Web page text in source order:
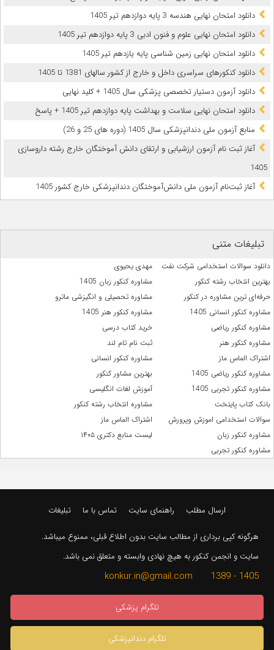
دانلود امتحان نهایی هندسه 3 پایه دوازدهم تیر 1405
دانلود امتحان نهایی علوم و فنون ادبی 3 پایه دوازدهم تیر 1405
دانلود امتحان نهایی زمین شناسی پایه یازدهم تیر 1405
دانلود کنکورهای سراسری داخل و خارج از کشور سالهای 1381 تا 1405
دانلود آزمون دستیار تخصصی پزشکی سال 1405 + کلید نهایی
دانلود امتحان نهایی سلامت و بهداشت پایه دوازدهم تیر 1405 + پاسخ
ﻣﻨﺎﺑﻊ آزﻣﻮن ﻣﻠﯽ دندانپزشکی سال 1405 (دوره های 25 و 26)
آغاز ثبت نام آزمون‌ ارزشیابی و ارتقای دانش آموختگان خارج رشته داروسازی
1405
آغاز ثبت‌نام آزمون ملی دانش‌آموختگان دندانپزشکی خارج کشور 1405
تبلیغات متنی
دانلود سوالات استخدامی شرکت نفت
مهدی یحیوی
بهترین انتخاب رشته کنکور
مشاوره کنکور زبان 1405
حرفه‌ای ترین مشاوره در کنکور
مشاوره تحصیلی و انگیزشی ماترو
مشاوره کنکور انسانی 1405
مشاوره کنکور هنر 1405
مشاوره کنکور ریاضی
خرید کتاب درسی
مشاوره کنکور هنر
ثبت نام تام لند
اشتراک الماس ماز
مشاوره کنکور انسانی
مشاوره کنکور ریاضی 1405
بهترین مشاور کنکور
مشاوره کنکور تجربی 1405
آموزش لغات انگلیسی
بانک کتاب پایتخت
مشاوره انتخاب رشته کنکور
سوالات استخدامی اموزش وپرورش
اشتراک الماس ماز
مشاوره کنکور زبان
لیست منابع دکتری ۱۴۰۵
مشاوره کنکور تجربی
ارسال مطلب راهنمای سایت تماس با ما تبلیغات
هرگونه کپی برداری از مطالب سایت بدون اطلاع قبلی، ممنوع میباشد.
سایت و انجمن کنکور به هیچ نهادی وابسته و متعلق نمی باشد.
1405 - 1389 konkur.in@gmail.com
تلگرام پزشکی
تلگرام دندانپزشکی